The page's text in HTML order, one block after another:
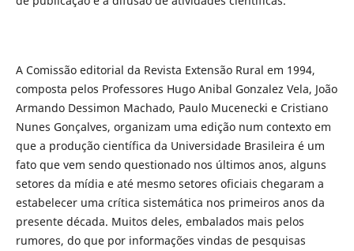
A Comissão editorial da Revista Extensão Rural em 1994,
composta pelos Professores Hugo Anibal Gonzalez Vela, João
Armando Dessimon Machado, Paulo Mucenecki e Cristiano
Nunes Gonçalves, organizam uma edição num contexto em
que a produção científica da Universidade Brasileira é um
fato que vem sendo questionado nos últimos anos, alguns
setores da mídia e até mesmo setores oficiais chegaram a
estabelecer uma crítica sistemática nos primeiros anos da
presente década. Muitos deles, embalados mais pelos
rumores, do que por informações vindas de pesquisas